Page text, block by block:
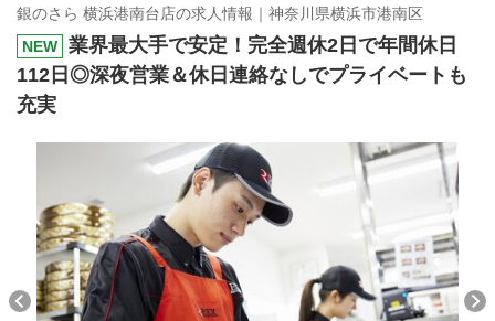
銀のさら 横浜港南台店の求人情報｜神奈川県横浜市港南区
NEW
業界最大手で安定！完全週休2日で年間休日
112日◎深夜営業＆休日連絡なしでプライベートも
充実